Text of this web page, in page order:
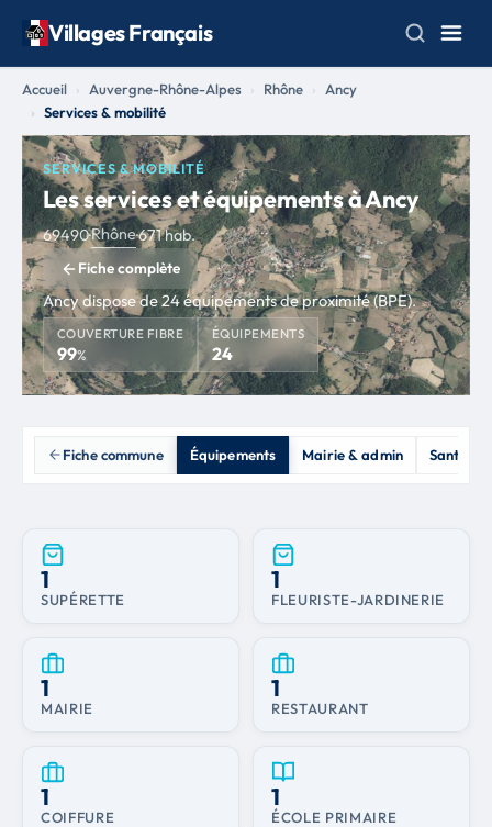
Villages Français
Accueil Auvergne-Rhône-Alpes Rhône
Ancy
Services & mobilité
SERVICES & MOBILITÉ
Les services et équipements à Ancy
69490·Rhône·671 hab.
Fiche complète
Ancy dispose de 24 équipements de proximité (BPE).
COUVERTURE FIBRE
99%
ÉQUIPEMENTS
24
Fiche commune Équipements Mairie & admin Santé
1
SUPÉRETTE
1
FLEURISTE-JARDINERIE
1
MAIRIE
1
RESTAURANT
1
COIFFURE
1
ÉCOLE PRIMAIRE